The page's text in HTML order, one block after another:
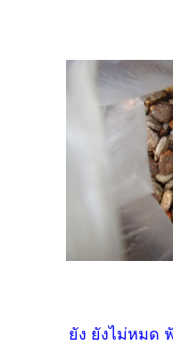
ยัง ยังไม่หมด